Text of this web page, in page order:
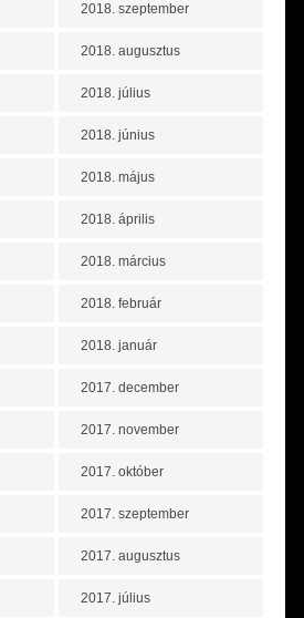
2018. szeptember
2018. augusztus
2018. július
2018. június
2018. május
2018. április
2018. március
2018. február
2018. január
2017. december
2017. november
2017. október
2017. szeptember
2017. augusztus
2017. július